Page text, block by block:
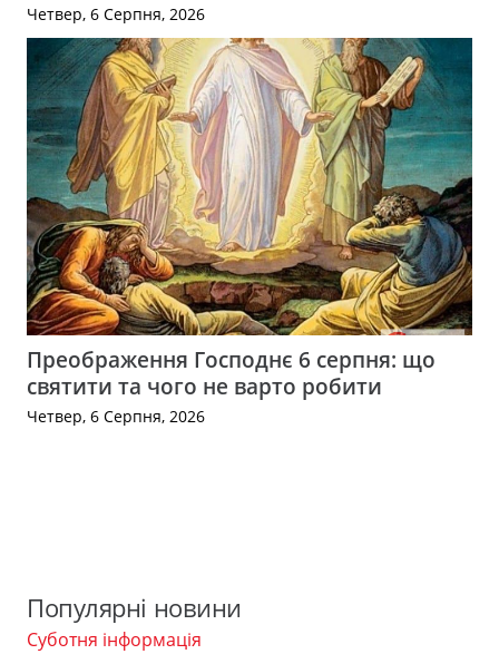
Четвер, 6 Серпня, 2026
Преображення Господнє 6 серпня: що
святити та чого не варто робити
Четвер, 6 Серпня, 2026
Популярні новини
Суботня інформація